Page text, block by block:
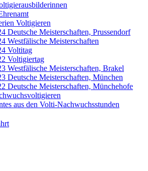
Voltigieren
Deutsche Meisterschaften, Prussendorf
Westfälische Meisterschaften
Voltitag
Voltigiertag
Westfälische Meisterschaften, Brakel
Deutsche Meisterschaften, München
Deutsche Meisterschaften, Münchehofe
aus den Volti-Nachwuchsstunden